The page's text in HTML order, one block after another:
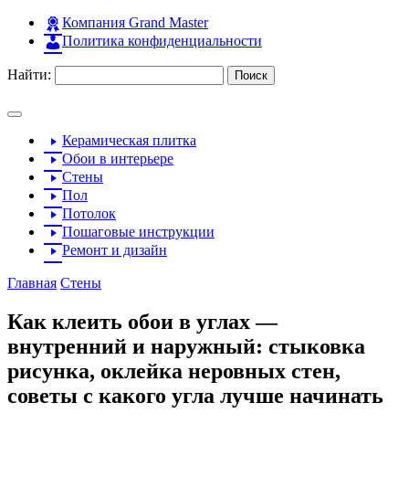
Компания Grand Master
Политика конфиденциальности
Найти:
Керамическая плитка
Обои в интерьере
Стены
Пол
Потолок
Пошаговые инструкции
Ремонт и дизайн
Главная Стены
Как клеить обои в углах —
внутренний и наружный: стыковка
рисунка, оклейка неровных стен,
советы с какого угла лучше начинать